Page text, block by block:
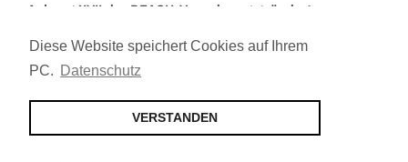
Diese Website speichert Cookies auf Ihrem
PC. Datenschutz
VERSTANDEN
Anhang XVII der REACH-Verordnung geändert
Bewertung, …